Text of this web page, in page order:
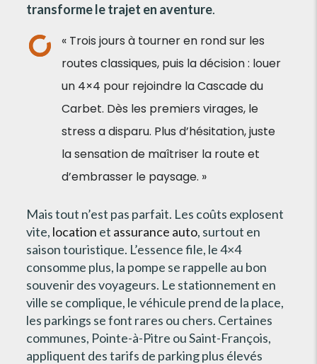
transforme le trajet en aventure.
« Trois jours à tourner en rond sur les
routes classiques, puis la décision : louer
un 4×4 pour rejoindre la Cascade du
Carbet. Dès les premiers virages, le
stress a disparu. Plus d’hésitation, juste
la sensation de maîtriser la route et
d’embrasser le paysage. »
Mais tout n’est pas parfait. Les coûts explosent
vite, location et assurance auto, surtout en
saison touristique. L’essence file, le 4×4
consomme plus, la pompe se rappelle au bon
souvenir des voyageurs. Le stationnement en
ville se complique, le véhicule prend de la place,
les parkings se font rares ou chers. Certaines
communes, Pointe-à-Pitre ou Saint-François,
appliquent des tarifs de parking plus élevés